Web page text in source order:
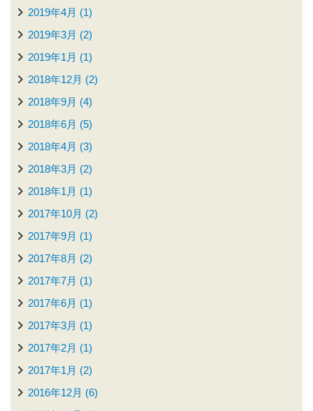
2019年4月 (1)
2019年3月 (2)
2019年1月 (1)
2018年12月 (2)
2018年9月 (4)
2018年6月 (5)
2018年4月 (3)
2018年3月 (2)
2018年1月 (1)
2017年10月 (2)
2017年9月 (1)
2017年8月 (2)
2017年7月 (1)
2017年6月 (1)
2017年3月 (1)
2017年2月 (1)
2017年1月 (2)
2016年12月 (6)